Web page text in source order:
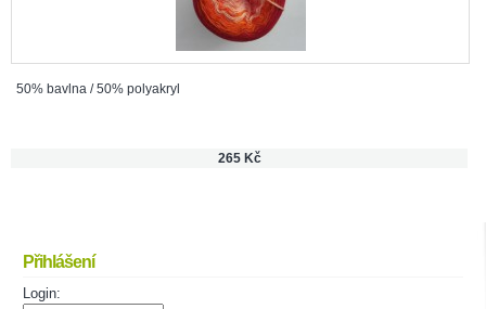
50% bavlna / 50% polyakryl
265 Kč
Přihlášení
Login: